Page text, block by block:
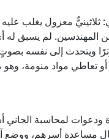
معزول يغلب
لم يسبق له
ويتحدث إلى نفسه
أو تعاطي مواد منومة،
ودعوات لمحاسبة
مساعدة أسرهم، ووضع